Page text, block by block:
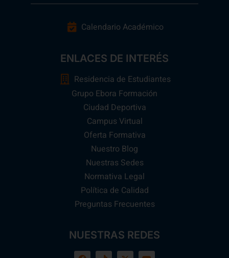
Calendario Académico
ENLACES DE INTERÉS
Residencia de Estudiantes
Grupo Ebora Formación
Ciudad Deportiva
Campus Virtual
Oferta Formativa
Nuestro Blog
Nuestras Sedes
Normativa Legal
Política de Calidad
Preguntas Frecuentes
NUESTRAS REDES